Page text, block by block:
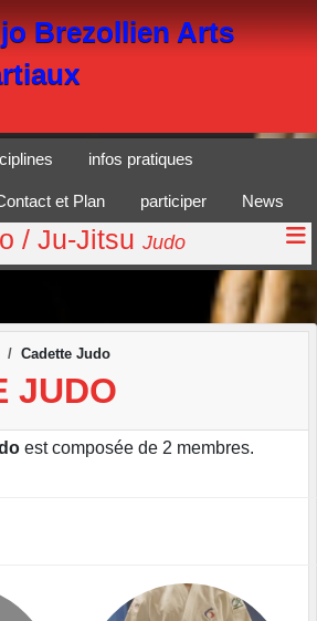
Brezollien Arts
infos pratiques
et Plan participer News
/ Ju-Jitsu Judo
Cadette Judo
JUDO
est composée de 2 membres.
cookies